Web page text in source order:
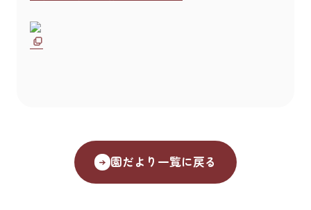
園だより一覧に戻る